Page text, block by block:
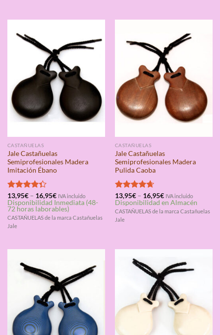
CASTAÑUELAS
Jale Castañuelas
Semiprofesionales Madera
Imitación Ébano
Valorado
con4.33
de 5
13,95€– 16,95€ IVA incluido
Disponibilidad Inmediata (48-
72 horas laborables)
CASTAÑUELAS de la marca Castañuelas
Jale
CASTAÑUELAS
Jale Castañuelas
Semiprofesionales Madera
Pulida Caoba
Valorado
con4.67
de 5
13,95€– 16,95€ IVA incluido
Disponibilidad en Almacén
CASTAÑUELAS de la marca Castañuelas
Jale